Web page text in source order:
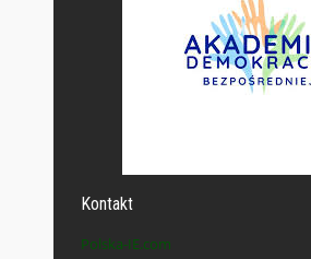
Kontakt
Polska-IE.com